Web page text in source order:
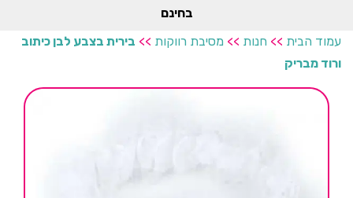
בחינם
עמוד הבית >> חנות >> מסיבת רווקות >> בירית בצבע לבן כיתוב
ורוד מבריק